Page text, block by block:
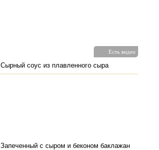
Есть видео
Сырный соус из плавленного сыра
Запеченный с сыром и беконом баклажан